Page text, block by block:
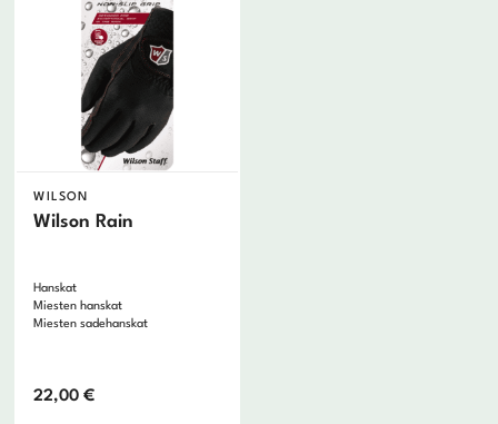
WILSON
Wilson Rain
Hanskat
Miesten hanskat
Miesten sadehanskat
22,00€